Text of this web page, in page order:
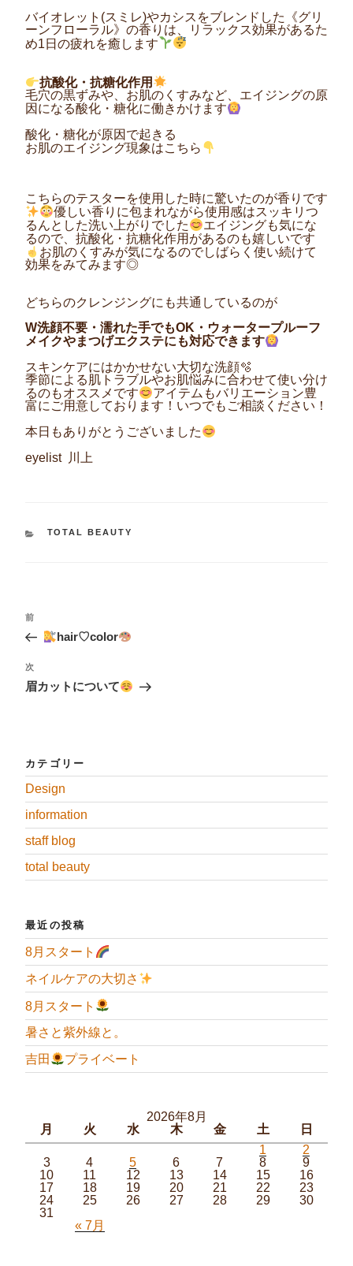
バイオレット(スミレ)やカシスをブレンドした《グリ
ーンフローラル》の香りは、リラックス効果があるた
め1日の疲れを癒します
抗酸化・抗糖化作用
毛穴の黒ずみや、お肌のくすみなど、エイジングの原
因になる酸化・糖化に働きかけます
酸化・糖化が原因で起きる
お肌のエイジング現象はこちら
こちらのテスターを使用した時に驚いたのが香りです
優しい香りに包まれながら使用感はスッキリつ
るんとした洗い上がりでした
エイジングも気にな
るので、抗酸化・抗糖化作用があるのも嬉しいです
お肌のくすみが気になるのでしばらく使い続けて
効果をみてみます◎
どちらのクレンジングにも共通しているのが
W洗顔不要・濡れた手でもOK・ウォータープルーフ
メイクやまつげエクステにも対応できます
スキンケアにはかかせない大切な洗顔🫧
季節による肌トラブルやお肌悩みに合わせて使い分け
るのもオススメです
アイテムもバリエーション豊
富にご用意しております！いつでもご相談ください！
本日もありがとうございました
eyelist 川上
カ
TOTAL BEAUTY
稿
ナ
ビ
ゲ
ー
過
去
の
稿
前
hair♡color
次
の
投
次
眉カットについて
カテゴリー
Design
information
staff blog
total beauty
最近の投稿
8月スタート
ネイルケアの大切さ
8月スタート
暑さと紫外線と。
吉田 プライベート
2026年8月
月
火 水 木 金 土 日
« 7月
1
2
3
4 5 6 7 8
9
10
11 12 13 14 15
16
17
18 19 20 21 22
23
24
25 26 27 28 29
30
31